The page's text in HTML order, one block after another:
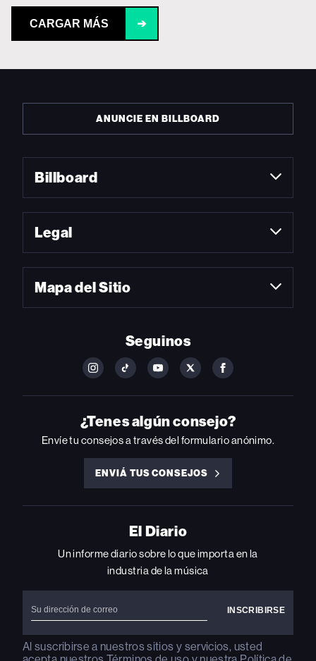
CARGAR MÁS ➔
ANUNCIE EN BILLBOARD
Billboard
Legal
Mapa del Sitio
Seguinos
FOLLOW
ON
INSTAGRAM
FOLLOW
ON
YOUTUBE
FOLLOW
ON
YOUTUBE
FOLLOW
ON
FOLLOW
ON
FACEBOOK
¿Tenes algún consejo?
Envíe tu consejos a través del formulario anónimo.
ENVIÁ TUS CONSEJOS
ENVIÁ
CONSEJOS
El Diario
Un informe diario sobre lo que importa en la
industria de la música
Al suscribirse a nuestros sitios y servicios, usted